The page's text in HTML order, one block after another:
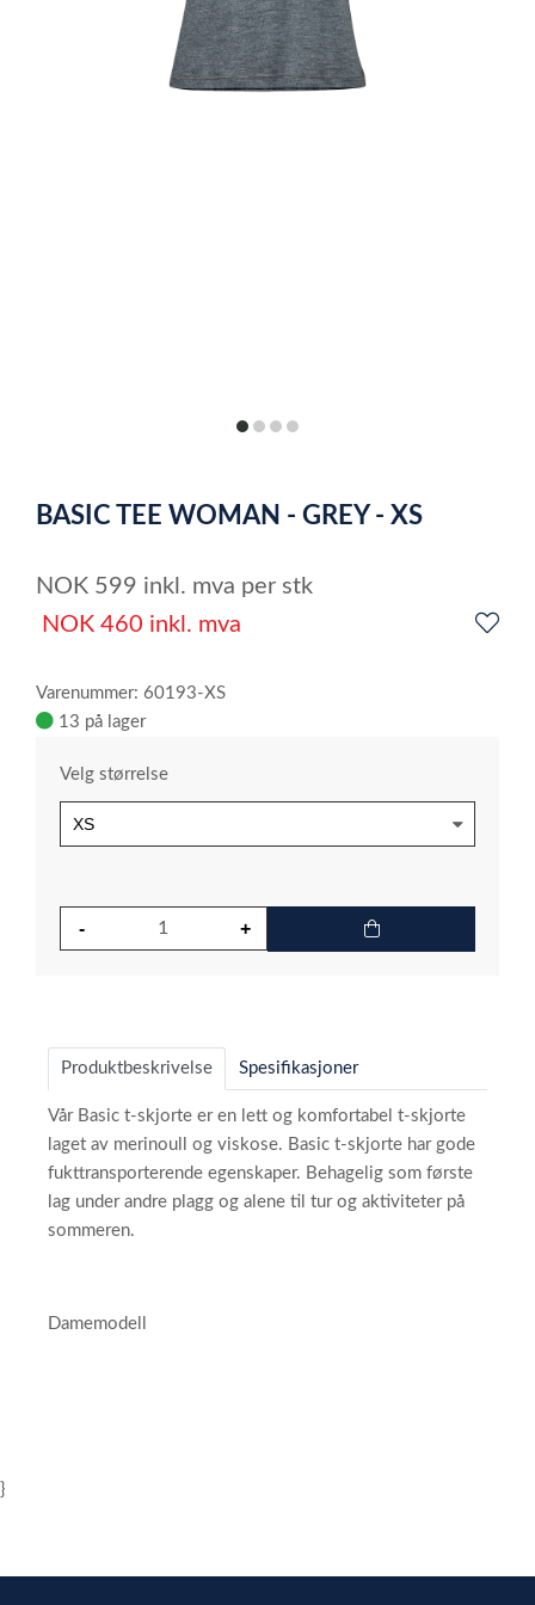
itemitemitemitem
of
BASIC TEE WOMAN - GREY - XS
NOK 599 inkl. mva per stk
NOK 460 inkl. mva
Varenummer: 60193-XS
13 på lager
Velg størrelse
Produktbeskrivelse Spesifikasjoner
Vår Basic t-skjorte er en lett og komfortabel t-skjorte
laget av merinoull og viskose. Basic t-skjorte har gode
fukttransporterende egenskaper. Behagelig som første
lag under andre plagg og alene til tur og aktiviteter på
sommeren.
Damemodell
}